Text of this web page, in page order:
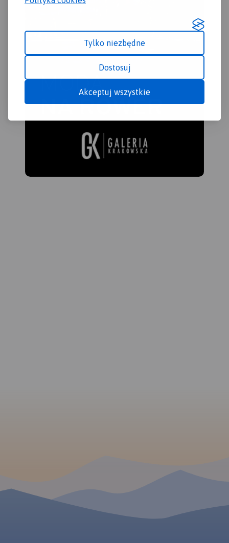
Tylko niezbędne
Dostosuj
Akceptuj wszystkie